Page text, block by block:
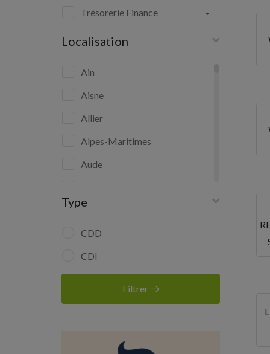
Trésorerie Finance
Localisation
Ain
Aisne
Allier
Alpes-Maritimes
Aude
Bas-Rhin
Bouches-du-Rhône
Calvados
Charente-Maritime
Côte-d'Or
Type
CDD
CDI
Filtrer